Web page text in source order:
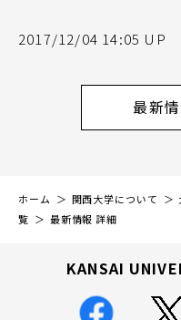
2017/12/04 14:05 UP
最新
ホーム 関西大学について
覧
最新情報 詳細
KANSAI